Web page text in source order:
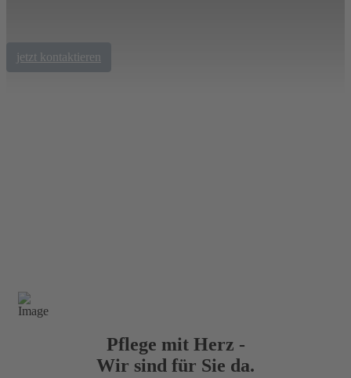
jetzt kontaktieren
Pflege mit Herz -
Wir sind für Sie da.